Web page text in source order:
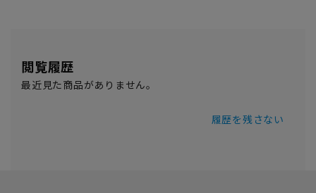
閲覧履歴
最近見た商品がありません。
履歴を残さない